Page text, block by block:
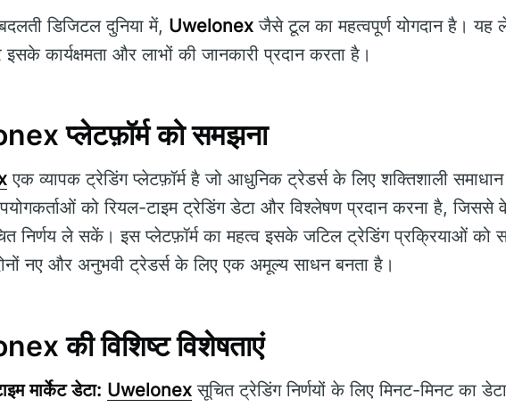
डिजिटल दुनिया में, Uwelonex जैसे टूल का महत्वपूर्ण योगदान है। यह
कार्यक्षमता और लाभों की जानकारी प्रदान करता है।
प्लेटफ़ॉर्म को समझना
एक व्यापक ट्रेडिंग प्लेटफ़ॉर्म है जो आधुनिक ट्रेडर्स के लिए शक्तिशाली
को रियल-टाइम ट्रेडिंग डेटा और विश्लेषण प्रदान करना है,
निर्णय ले सकें। इस प्लेटफ़ॉर्म का महत्व इसके जटिल ट्रेडिंग प्रक्रियाओं को
नए और अनुभवी ट्रेडर्स के लिए एक अमूल्य साधन बनता है।
की विशिष्ट विशेषताएं
मार्केट डेटा: Uwelonex सूचित ट्रेडिंग निर्णयों के लिए मिनट-मिनट का